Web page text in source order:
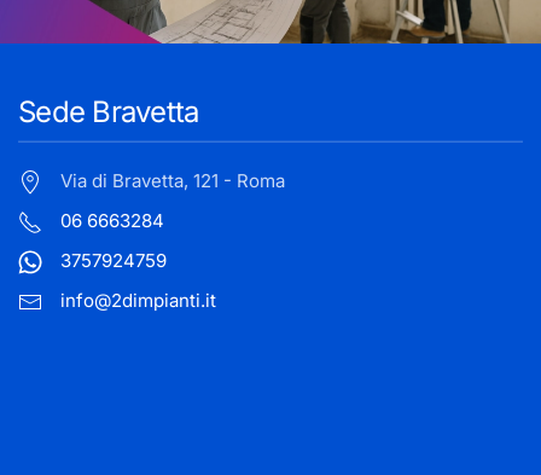
Sede Bravetta
Via di Bravetta, 121 - Roma
06 6663284
3757924759
info@2dimpianti.it